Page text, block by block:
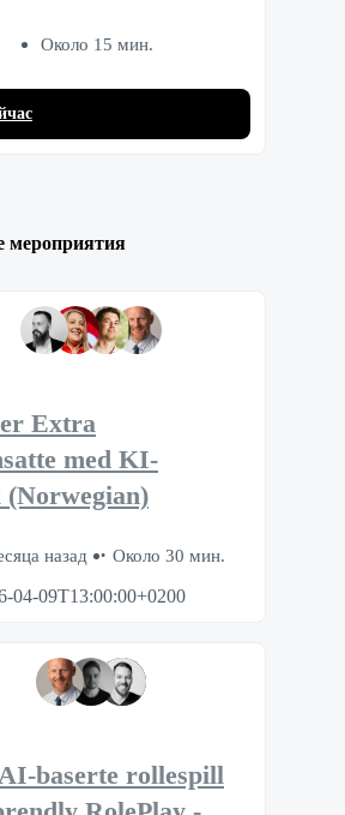
Около 15 мин.
мероприятия
Extra
med KI-
назад
Около 30 мин.
04-09T13:00:00+0200
baserte rollespill